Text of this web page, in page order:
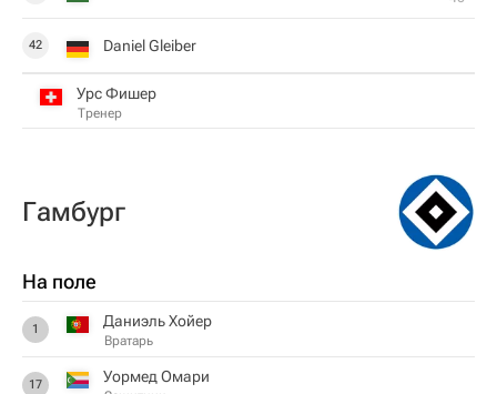
42 Daniel Gleiber
Урс Фишер
Тренер
Гамбург
На поле
1 Даниэль Хойер
Вратарь
17 Уормед Омари